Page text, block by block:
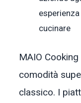
cucinare
MAIO
comodità
classico. I